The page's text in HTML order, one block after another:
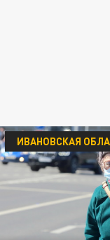
ИВАНОВСКАЯ